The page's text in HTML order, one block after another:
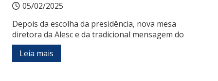
05/02/2025
Depois da escolha da presidência, nova mesa
diretora da Alesc e da tradicional mensagem do
Leia mais